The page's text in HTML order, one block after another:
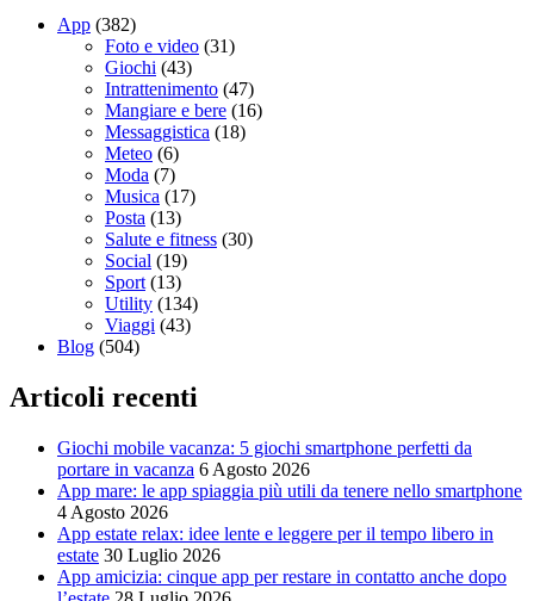
App (382)
Foto e video (31)
Giochi (43)
Intrattenimento (47)
Mangiare e bere (16)
Messaggistica (18)
Meteo (6)
Moda (7)
Musica (17)
Posta (13)
Salute e fitness (30)
Social (19)
Sport (13)
Utility (134)
Viaggi (43)
Blog (504)
Articoli recenti
Giochi mobile vacanza: 5 giochi smartphone perfetti da
portare in vacanza 6 Agosto 2026
App mare: le app spiaggia più utili da tenere nello smartphone
4 Agosto 2026
App estate relax: idee lente e leggere per il tempo libero in
estate 30 Luglio 2026
App amicizia: cinque app per restare in contatto anche dopo